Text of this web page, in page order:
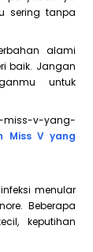
sering tanpa
alami
baik. Jangan
untuk
miss-v-yang-
Miss V yang
menular
Beberapa
keputihan